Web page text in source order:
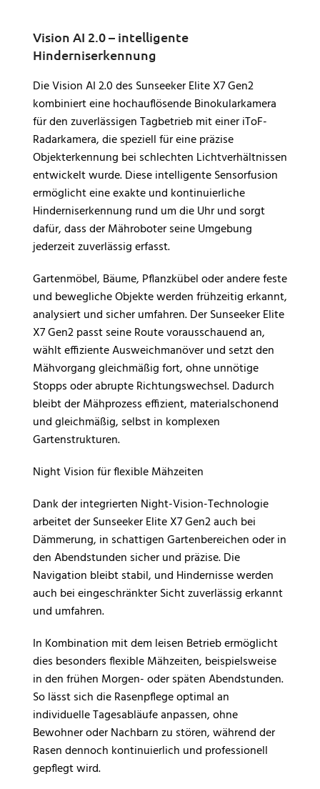
Vision AI 2.0 – intelligente
Hinderniserkennung
Die Vision AI 2.0 des Sunseeker Elite X7 Gen2
kombiniert eine hochauflösende Binokularkamera
für den zuverlässigen Tagbetrieb mit einer iToF-
Radarkamera, die speziell für eine präzise
Objekterkennung bei schlechten Lichtverhältnissen
entwickelt wurde. Diese intelligente Sensorfusion
ermöglicht eine exakte und kontinuierliche
Hinderniserkennung rund um die Uhr und sorgt
dafür, dass der Mähroboter seine Umgebung
jederzeit zuverlässig erfasst.
Gartenmöbel, Bäume, Pflanzkübel oder andere feste
und bewegliche Objekte werden frühzeitig erkannt,
analysiert und sicher umfahren. Der Sunseeker Elite
X7 Gen2 passt seine Route vorausschauend an,
wählt effiziente Ausweichmanöver und setzt den
Mähvorgang gleichmäßig fort, ohne unnötige
Stopps oder abrupte Richtungswechsel. Dadurch
bleibt der Mähprozess effizient, materialschonend
und gleichmäßig, selbst in komplexen
Gartenstrukturen.
Night Vision für flexible Mähzeiten
Dank der integrierten Night-Vision-Technologie
arbeitet der Sunseeker Elite X7 Gen2 auch bei
Dämmerung, in schattigen Gartenbereichen oder in
den Abendstunden sicher und präzise. Die
Navigation bleibt stabil, und Hindernisse werden
auch bei eingeschränkter Sicht zuverlässig erkannt
und umfahren.
In Kombination mit dem leisen Betrieb ermöglicht
dies besonders flexible Mähzeiten, beispielsweise
in den frühen Morgen- oder späten Abendstunden.
So lässt sich die Rasenpflege optimal an
individuelle Tagesabläufe anpassen, ohne
Bewohner oder Nachbarn zu stören, während der
Rasen dennoch kontinuierlich und professionell
gepflegt wird.